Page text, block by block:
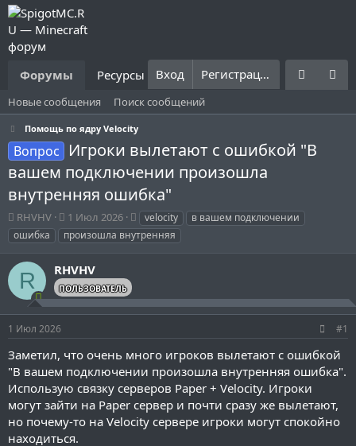
Форумы Ресурсы Что нового? Правила
Вход Регистрация
Новые сообщения Поиск сообщений
Помощь по ядру Velocity
Вопрос
Игроки вылетают с ошибкой "В
вашем подключении произошла
внутренняя ошибка"
А
в
т
о
р
е
м
ы
RHVHV
Д
а
т
н
а
ч
а
1 Июл 2026
Т
е
г
velocity
в вашем подключении
ошибка
произошла внутренняя
R RHVHV
ПОЛЬЗОВАТЕЛЬ
1 Июл 2026 #1
Заметил, что очень много игроков вылетают с ошибкой
"В вашем подключении произошла внутренняя ошибка".
Использую связку серверов Paper + Velocity. Игроки
могут зайти на Paper сервер и почти сразу же вылетают,
но почему-то на Velocity сервере игроки могут спокойно
находиться.